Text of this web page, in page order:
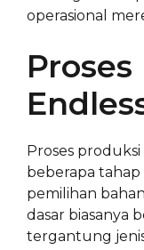
operasional
Proses
beberapa
pemilihan
dasar biasanya
tergantung